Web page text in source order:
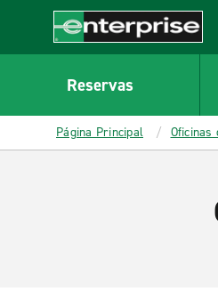
CONTENT
Enterprise
Reservas
Página Principal